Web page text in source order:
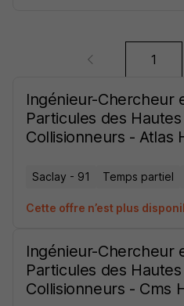
Ingénieur-Chercheur
Particules des
Collisionneurs - Atlas
Saclay - 91 Temps partiel
Cette offre n’est plus
Ingénieur-Chercheur
Particules des
Collisionneurs - Cms